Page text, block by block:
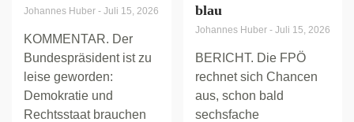
Johannes Huber - Juli 15, 2026
KOMMENTAR. Der
Bundespräsident ist zu
leise geworden:
Demokratie und
Rechtsstaat brauchen
blau
Johannes Huber - Juli 15, 2026
BERICHT. Die FPÖ
rechnet sich Chancen
aus, schon bald
sechsfache